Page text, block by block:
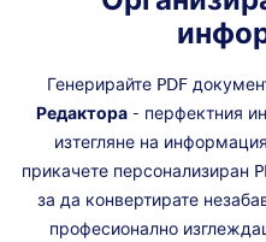
Генерирайте PDF
Редактора - перфектния
изтегляне на
прикачете персонализиран
за да конвертирате
професионално